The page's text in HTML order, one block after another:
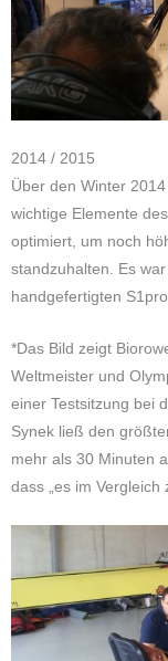
2014 / 2015
Über den Winter
wichtige Elemente
optimiert, um noch
standzuhalten. Es
handgefertigten
*Das Bild zeigt
Weltmeister und
einer Testsitzung bei
Synek ließ den
mehr als 30 Minuten
dass „es im Vergleich